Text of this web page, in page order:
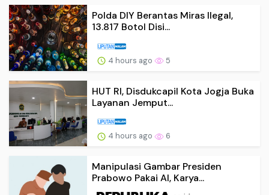
Polda DIY Berantas Miras Ilegal,
13.817 Botol Disi...
4 hours ago 5
HUT RI, Disdukcapil Kota Jogja Buka
Layanan Jemput...
4 hours ago 6
Manipulasi Gambar Presiden
Prabowo Pakai AI, Karya...